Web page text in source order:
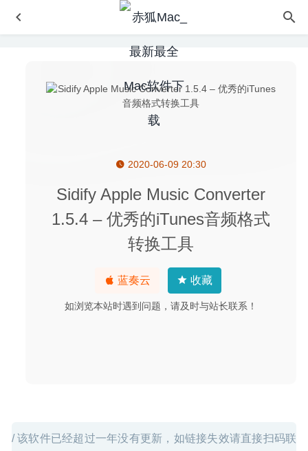
2020-06-09 20:30
Sidify Apple Music Converter
1.5.4 – 优秀的iTunes音频格式
转换工具
蓝奏云 收藏
如浏览本站时遇到问题，请及时与站长联系！
/ 该软件已经超过一年没有更新，如链接失效请直接扫码联
EverWeb 3.2.3 中文版-可视化的网页设计工具
4K Stogram 3.0.1.3150 – 好用的Instagram视频下载工具
Wondershare UniConverter 12.0.2.5 中文版-最好的视频格